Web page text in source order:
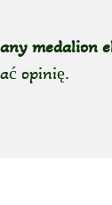
medalion
opinię.